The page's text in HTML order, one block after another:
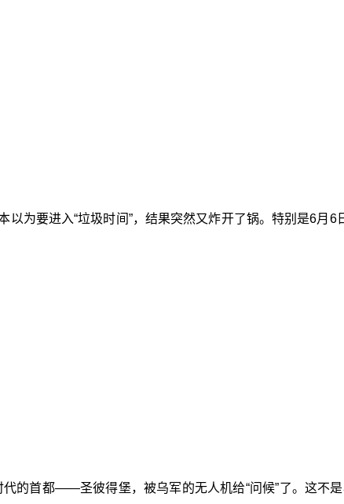
为要进入“垃圾时间”，结果突然又炸开了锅。特别是6月
的首都——圣彼得堡，被乌军的无人机给“问候”了。这不